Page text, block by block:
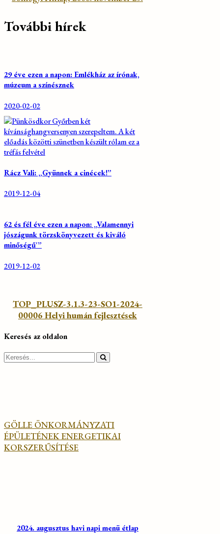
További hírek
29 éve ezen a napon: Emlékház az írónak,
múzeum a színésznek
2020-02-02
Rácz Vali: „Gyünnek a cinécek!”
2019-12-04
62 és fél éve ezen a napon: „Valamennyi
jószágunk törzskönyvezett és kiváló
minőségű'”
2019-12-02
TOP_PLUSZ-3.1.3-23-SO1-2024-
00006 Helyi humán fejlesztések
Keresés az oldalon
Search
GÖLLE ÖNKORMÁNYZATI
ÉPÜLETÉNEK ENERGETIKAI
KORSZERŰSÍTÉSE
2024. augusztus havi napi menü étlap